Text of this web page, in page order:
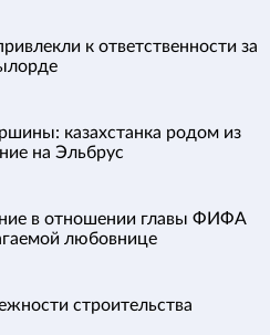
к ответственности за
казахстанка родом из
на Эльбрус
в отношении главы ФИФА
любовнице
строительства